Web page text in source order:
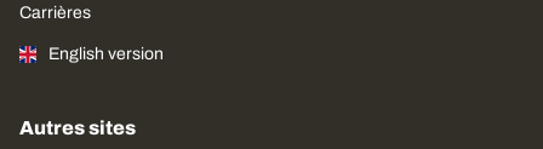
Carrières
English version
Autres sites